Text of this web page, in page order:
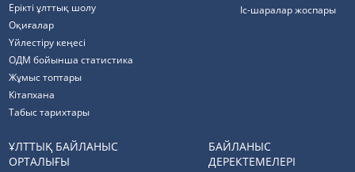
Ерікті ұлттық шолу
Оқиғалар
Үйлестіру кеңесі
ОДМ бойынша статистика
Жұмыс топтары
Кітапхана
Табыс тарихтары
Іс-шаралар жоспары
ҰЛТТЫҚ БАЙЛАНЫС
ОРТАЛЫҒЫ
БАЙЛАНЫС
ДЕРЕКТЕМЕЛЕРІ